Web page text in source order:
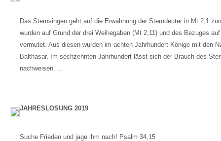
Das Sternsingen geht auf die Erwähnung der Sterndeuter in Mt 2,1
wurden auf Grund der drei Weihegaben (Mt 2,11) und des Bezuges
vermutet. Aus diesen wurden im achten Jahrhundert Könige mit den
Balthasar. Im sechzehnten Jahrhundert lässt sich der Brauch des
nachweisen. ...
JAHRESLOSUNG 2019
Suche Frieden und jage ihm nach! Psalm 34,15